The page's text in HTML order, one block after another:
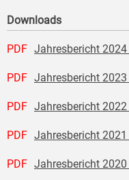
Downloads
PDF Jahresbericht
PDF Jahresbericht
PDF Jahresbericht
PDF Jahresbericht
PDF Jahresbericht